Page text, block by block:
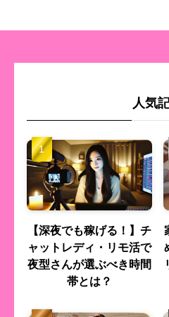
人気
【深夜でも稼げる！】チ
ャットレディ・リモ活で
夜型さんが選ぶべき時間
帯とは？